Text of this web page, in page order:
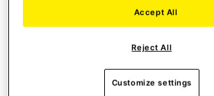
Reject All
Accept All
Customize settings